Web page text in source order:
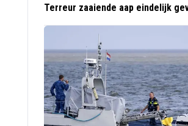
Terreur zaaiende aap eindelijk